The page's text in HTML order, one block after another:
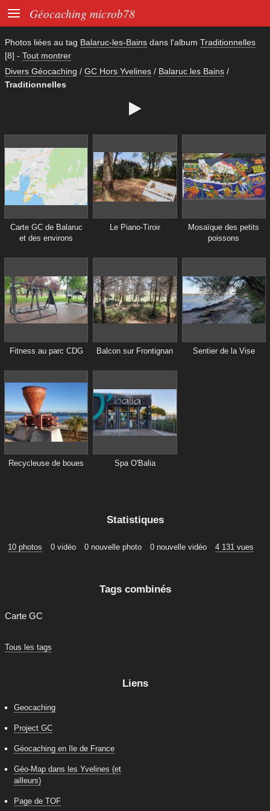
 Géocaching microb78
Photos liées au tag Balaruc-les-Bains dans l'album Traditionnelles
[8] - Tout montrer
Divers Géocaching / GC Hors Yvelines / Balaruc les Bains /
Traditionnelles

Carte GC de Balaruc
et des environs
Le Piano-Tiroir
Mosaïque des petits
poissons
Fitness au parc CDG Balcon sur Frontignan Sentier de la Vise
Recycleuse de boues Spa O'Balia
Statistiques
10 photos 0 vidéo 0 nouvelle photo 0 nouvelle vidéo 4 131 vues
Tags combinés
Carte GC
Tous les tags
Liens
Geocaching
Project GC
Géocaching en Ile de France
Géo-Map dans les Yvelines (et
ailleurs)
Page de TOF